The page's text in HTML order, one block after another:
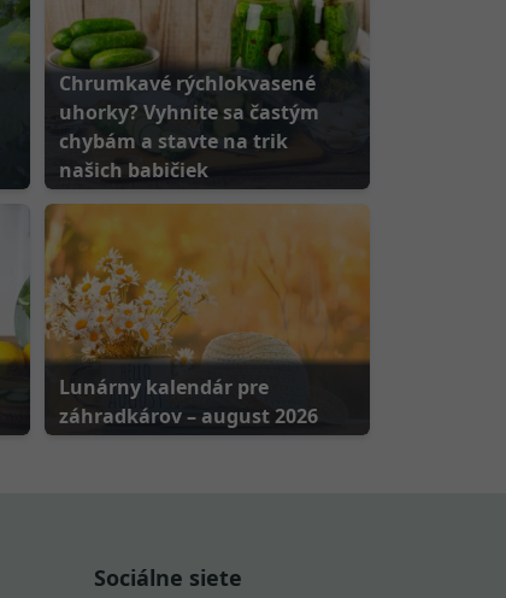
Chrumkavé rýchlokvasené
uhorky? Vyhnite sa častým
chybám a stavte na trik
našich babičiek
Lunárny kalendár pre
záhradkárov – august 2026
Sociálne siete